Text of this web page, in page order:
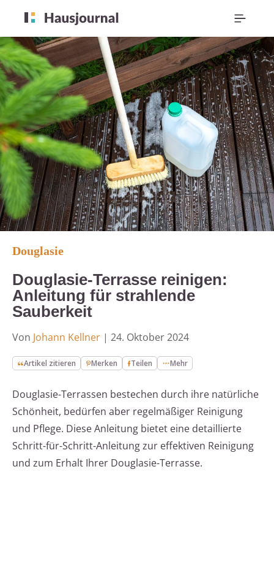
Douglasie
Douglasie-Terrasse reinigen:
Anleitung für strahlende
Sauberkeit
Von Johann Kellner | 24. Oktober 2024
Artikel zitieren Merken Teilen Mehr
Douglasie-Terrassen bestechen durch ihre natürliche
Schönheit, bedürfen aber regelmäßiger Reinigung
und Pflege. Diese Anleitung bietet eine detaillierte
Schritt-für-Schritt-Anleitung zur effektiven Reinigung
und zum Erhalt Ihrer Douglasie-Terrasse.